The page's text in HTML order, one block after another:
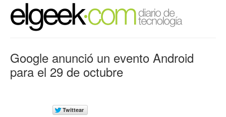
Google anunció un evento Android
para el 29 de octubre